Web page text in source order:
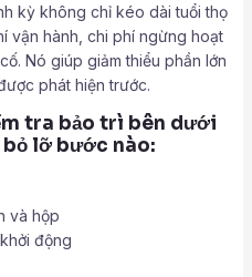
kỳ không chỉ kéo dài tuổi thọ
vận hành, chi phí ngừng hoạt
Nó giúp giảm thiểu phần lớn
phát hiện trước.
tra bảo trì bên dưới
bỏ lỡ bước nào:
và hộp
động